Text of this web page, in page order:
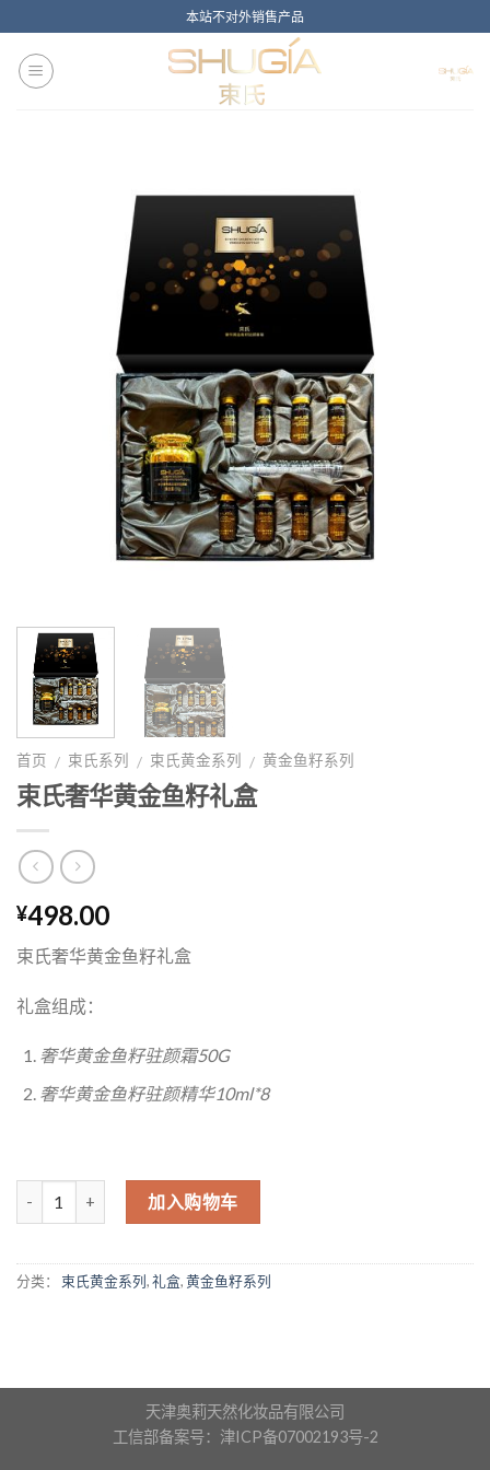
content
本站不对外销售产品
首页 / 束氏系列 / 束氏黄金系列 / 黄金鱼籽系列
束氏奢华黄金鱼籽礼盒
¥498.00
束氏奢华黄金鱼籽礼盒
礼盒组成：
奢华黄金鱼籽驻颜霜50G
奢华黄金鱼籽驻颜精华10ml*8
加入购物车
分类： 束氏黄金系列,礼盒,黄金鱼籽系列
天津奥莉天然化妆品有限公司
工信部备案号：津ICP备07002193号-2